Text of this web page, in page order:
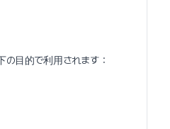
目的で利用されます：